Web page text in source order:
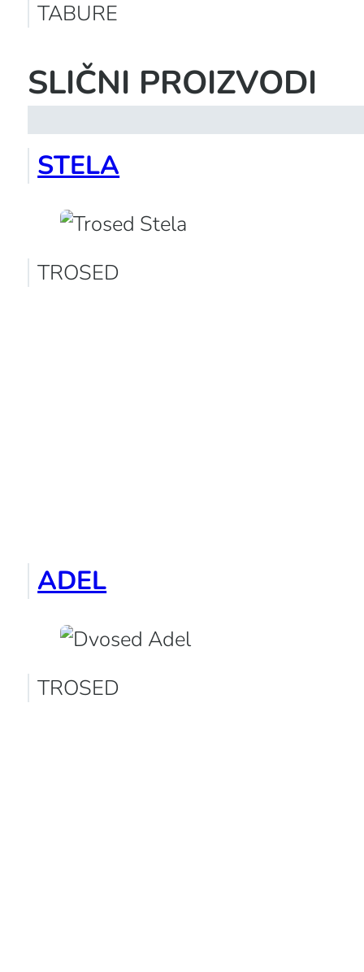
TABURE
SLIČNI PROIZVODI
STELA
TROSED
ADEL
TROSED